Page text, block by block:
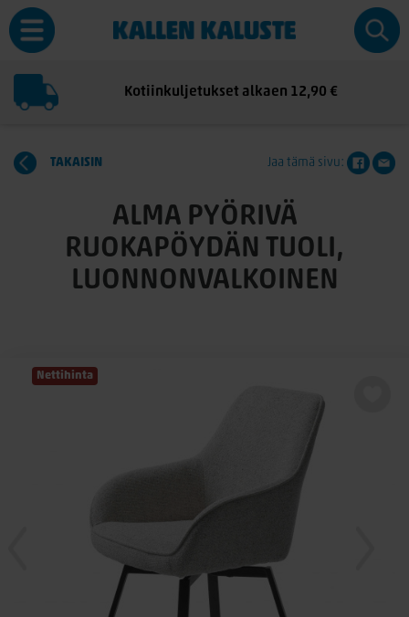
Kotiinkuljetukset alkaen 12,90 €
TAKAISIN Jaa tämä sivu:
ALMA PYÖRIVÄ
RUOKAPÖYDÄN TUOLI,
LUONNONVALKOINEN
Nettihinta